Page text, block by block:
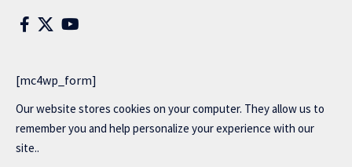
[mc4wp_form]
Our website stores cookies on your computer. They allow us to
remember you and help personalize your experience with our
site..